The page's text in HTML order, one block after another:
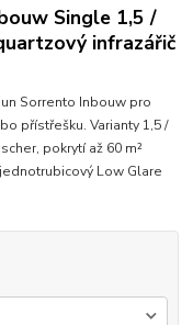
Single 1,5 /
infrazářič
Sorrento Inbouw pro
přístřešku. Varianty 1,5 /
pokrytí až 60 m²
Low Glare